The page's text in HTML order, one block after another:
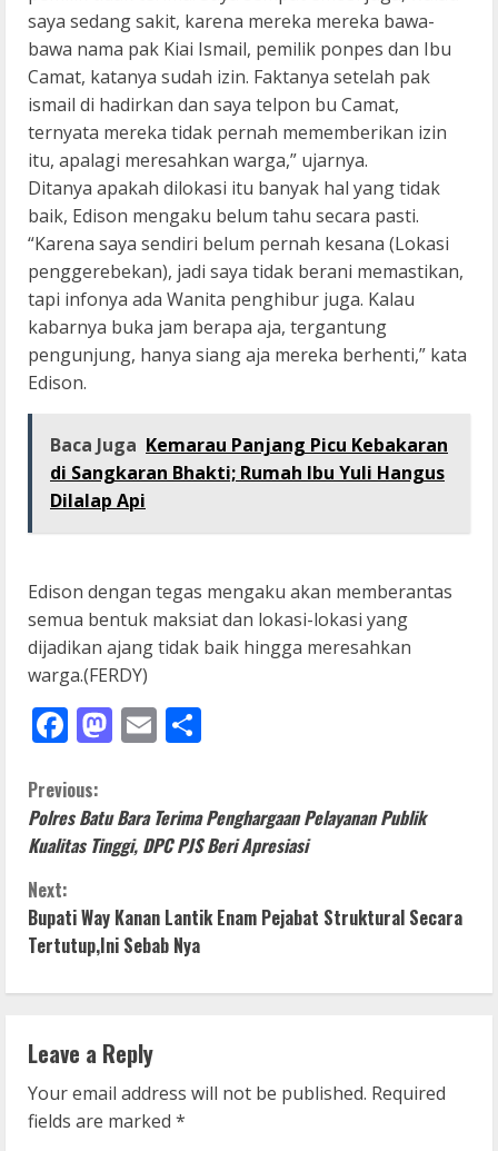
saya sedang sakit, karena mereka mereka bawa-
bawa nama pak Kiai Ismail, pemilik ponpes dan Ibu
Camat, katanya sudah izin. Faktanya setelah pak
ismail di hadirkan dan saya telpon bu Camat,
ternyata mereka tidak pernah mememberikan izin
itu, apalagi meresahkan warga,” ujarnya.
Ditanya apakah dilokasi itu banyak hal yang tidak
baik, Edison mengaku belum tahu secara pasti.
“Karena saya sendiri belum pernah kesana (Lokasi
penggerebekan), jadi saya tidak berani memastikan,
tapi infonya ada Wanita penghibur juga. Kalau
kabarnya buka jam berapa aja, tergantung
pengunjung, hanya siang aja mereka berhenti,” kata
Edison.
Baca Juga Kemarau Panjang Picu Kebakaran
di Sangkaran Bhakti; Rumah Ibu Yuli Hangus
Dilalap Api
Edison dengan tegas mengaku akan memberantas
semua bentuk maksiat dan lokasi-lokasi yang
dijadikan ajang tidak baik hingga meresahkan
warga.(FERDY)
Facebook
Mastodon
Email
C
o
n
t
i
n
u
e
Previous:
Polres Batu Bara Terima Penghargaan Pelayanan Publik
Kualitas Tinggi, DPC PJS Beri Apresiasi
Next:
Bupati Way Kanan Lantik Enam Pejabat Struktural Secara
Tertutup,Ini Sebab Nya
Leave a Reply
Your email address will not be published. Required
fields are marked *